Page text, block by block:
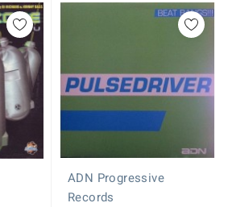
ADN Progressive
Records